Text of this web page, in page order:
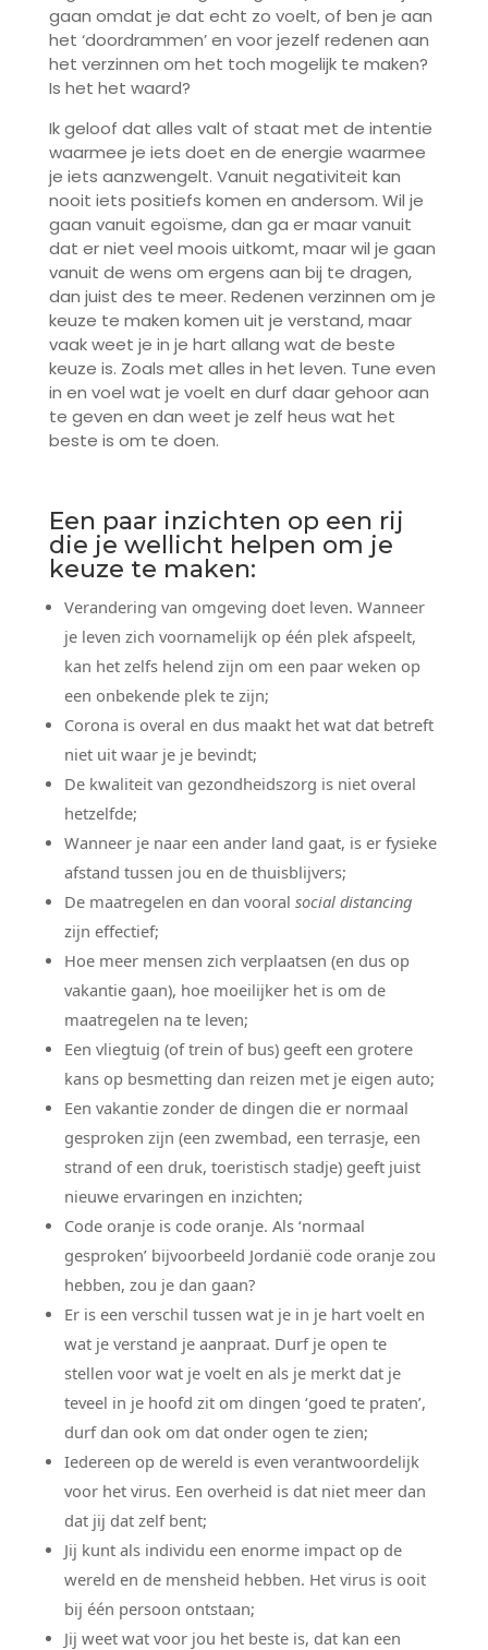
gaan omdat je dat echt zo voelt, of ben je aan
het ‘doordrammen’ en voor jezelf redenen aan
het verzinnen om het toch mogelijk te maken?
Is het het waard?
Ik geloof dat alles valt of staat met de intentie
waarmee je iets doet en de energie waarmee
je iets aanzwengelt. Vanuit negativiteit kan
nooit iets positiefs komen en andersom. Wil je
gaan vanuit egoïsme, dan ga er maar vanuit
dat er niet veel moois uitkomt, maar wil je gaan
vanuit de wens om ergens aan bij te dragen,
dan juist des te meer. Redenen verzinnen om je
keuze te maken komen uit je verstand, maar
vaak weet je in je hart allang wat de beste
keuze is. Zoals met alles in het leven. Tune even
in en voel wat je voelt en durf daar gehoor aan
te geven en dan weet je zelf heus wat het
beste is om te doen.
Een paar inzichten op een rij
die je wellicht helpen om je
keuze te maken:
Verandering van omgeving doet leven. Wanneer
je leven zich voornamelijk op één plek afspeelt,
kan het zelfs helend zijn om een paar weken op
een onbekende plek te zijn;
Corona is overal en dus maakt het wat dat betreft
niet uit waar je je bevindt;
De kwaliteit van gezondheidszorg is niet overal
hetzelfde;
Wanneer je naar een ander land gaat, is er fysieke
afstand tussen jou en de thuisblijvers;
De maatregelen en dan vooral social distancing
zijn effectief;
Hoe meer mensen zich verplaatsen (en dus op
vakantie gaan), hoe moeilijker het is om de
maatregelen na te leven;
Een vliegtuig (of trein of bus) geeft een grotere
kans op besmetting dan reizen met je eigen auto;
Een vakantie zonder de dingen die er normaal
gesproken zijn (een zwembad, een terrasje, een
strand of een druk, toeristisch stadje) geeft juist
nieuwe ervaringen en inzichten;
Code oranje is code oranje. Als ‘normaal
gesproken’ bijvoorbeeld Jordanië code oranje zou
hebben, zou je dan gaan?
Er is een verschil tussen wat je in je hart voelt en
wat je verstand je aanpraat. Durf je open te
stellen voor wat je voelt en als je merkt dat je
teveel in je hoofd zit om dingen ‘goed te praten’,
durf dan ook om dat onder ogen te zien;
Iedereen op de wereld is even verantwoordelijk
voor het virus. Een overheid is dat niet meer dan
dat jij dat zelf bent;
Jij kunt als individu een enorme impact op de
wereld en de mensheid hebben. Het virus is ooit
bij één persoon ontstaan;
Jij weet wat voor jou het beste is, dat kan een